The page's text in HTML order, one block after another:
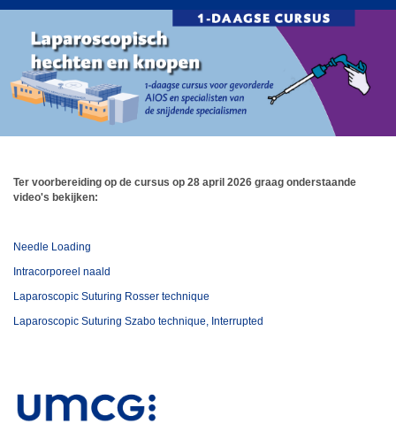
Ter voorbereiding op de cursus op 28 april 2026 graag onderstaande
video's bekijken:
Needle Loading
Intracorporeel naald
Laparoscopic Suturing Rosser technique
Laparoscopic Suturing Szabo technique, Interrupted